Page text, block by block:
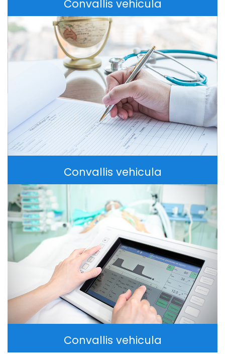
Convallis vehicula
Convallis vehicula
Convallis vehicula